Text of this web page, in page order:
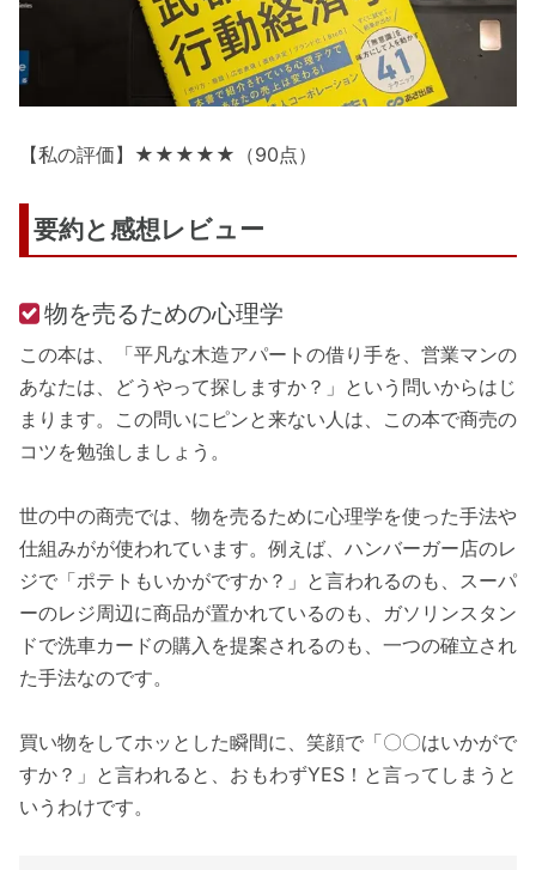
【私の評価】★★★★★（90点）
要約と感想レビュー
物を売るための心理学
この本は、「平凡な木造アパートの借り手を、営業マンの
あなたは、どうやって探しますか？」という問いからはじ
まります。この問いにピンと来ない人は、この本で商売の
コツを勉強しましょう。
世の中の商売では、物を売るために心理学を使った手法や
仕組みがが使われています。例えば、ハンバーガー店のレ
ジで「ポテトもいかがですか？」と言われるのも、スーパ
ーのレジ周辺に商品が置かれているのも、ガソリンスタン
ドで洗車カードの購入を提案されるのも、一つの確立され
た手法なのです。
買い物をしてホッとした瞬間に、笑顔で「〇〇はいかがで
すか？」と言われると、おもわずYES！と言ってしまうと
いうわけです。